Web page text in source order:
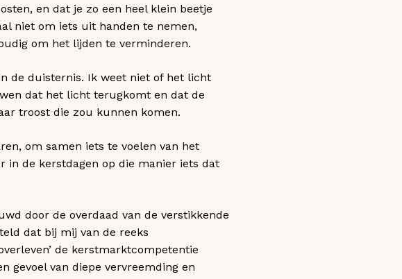
en dat je zo een heel klein beetje
niet om iets uit handen te nemen,
om het lijden te verminderen.
de duisternis. Ik weet niet of het licht
dat het licht terugkomt en dat de
troost die zou kunnen komen.
om samen iets te voelen van het
in de kerstdagen op die manier iets dat
door de overdaad van de verstikkende
dat bij mij van de reeks
de kerstmarktcompetentie
gevoel van diepe vervreemding en